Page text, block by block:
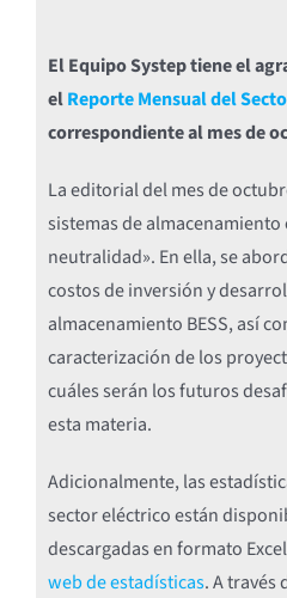
El Equipo Systep tiene el
elReporte Mensual del
correspondiente al mes de
La editorial del mes de
sistemas de almacenamiento
neutralidad». En ella, se
costos de inversión y
almacenamiento BESS, así
caracterización de los
cuáles serán los futuros
esta materia.
Adicionalmente, las
sector eléctrico están
descargadas en formato
web de estadísticas. A través